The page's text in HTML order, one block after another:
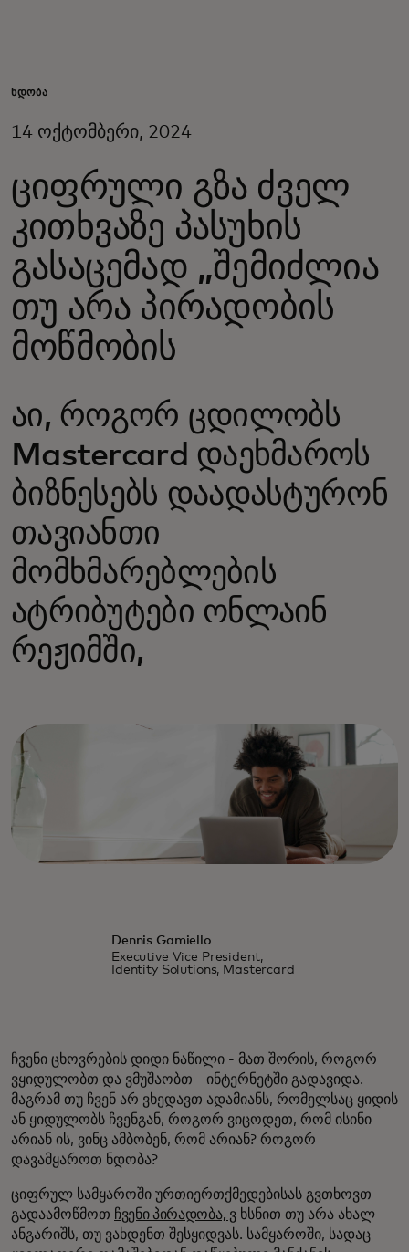
ბიზნესისთვის
მსოფლიოსთვის
ინოვატორებისთვის
სიახლეები და ტენდენციები
ᲜᲓᲝᲑᲐ
14 ოქტომბერი, 2024
ციფრული გზა ძველ
კითხვაზე პასუხის
გასაცემად „შემიძლია
თუ არა პირადობის
მოწმობის
აი, როგორ ცდილობს
Mastercard დაეხმაროს
ბიზნესებს დაადასტურონ
თავიანთი
მომხმარებლების
ატრიბუტები ონლაინ
რეჟიმში,
Dennis Gamiello
Executive Vice President,
Identity Solutions, Mastercard
ჩვენი ცხოვრების დიდი ნაწილი - მათ შორის, როგორ
ვყიდულობთ და ვმუშაობთ - ინტერნეტში გადავიდა.
მაგრამ თუ ჩვენ არ ვხედავთ ადამიანს, რომელსაც ყიდის
ან ყიდულობს ჩვენგან, როგორ ვიცოდეთ, რომ ისინი
არიან ის, ვინც ამბობენ, რომ არიან? როგორ
დავამყაროთ ნდობა?
ციფრულ სამყაროში ურთიერთქმედებისას გვთხოვთ
გადაამოწმოთ ჩვენი პირადობა, ვხსნით თუ არა ახალ
ანგარიშს, თუ ვახდენთ შესყიდვას. სამყაროში, სადაც